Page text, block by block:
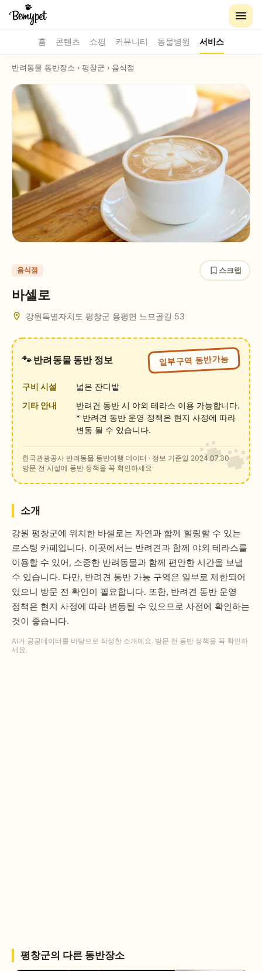
홈 콘텐츠 쇼핑 커뮤니티 동물병원 서비스
반려동물 동반장소 › 평창군 › 음식점
음식점 스크랩
바셀로
강원특별자치도 평창군 용평면 느므골길 53
🐾 반려동물 동반 정보 일부구역 동반가능
구비 시설
넓은 잔디밭
기타 안내
반려견 동반 시 야외 테라스 이용 가능합니다.
* 반려견 동반 운영 정책은 현지 사정에 따라
변동 될 수 있습니다.
한국관광공사 반려동물 동반여행 데이터 · 정보 기준일 2024.07.30
방문 전 시설에 동반 정책을 꼭 확인하세요
소개
강원 평창군에 위치한 바셀로는 자연과 함께 힐링할 수 있는
로스팅 카페입니다. 이곳에서는 반려견과 함께 야외 테라스를
이용할 수 있어, 소중한 반려동물과 함께 편안한 시간을 보낼
수 있습니다. 다만, 반려견 동반 가능 구역은 일부로 제한되어
있으니 방문 전 확인이 필요합니다. 또한, 반려견 동반 운영
정책은 현지 사정에 따라 변동될 수 있으므로 사전에 확인하는
것이 좋습니다.
AI가 공공데이터를 바탕으로 작성한 소개예요. 방문 전 동반 정책을 꼭 확인하
세요.
평창군의 다른 동반장소